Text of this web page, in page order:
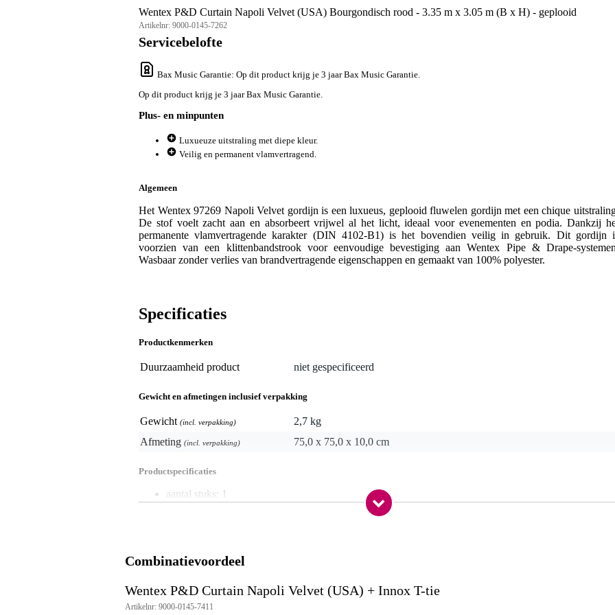
Wentex P&D Curtain Napoli Velvet (USA) Bourgondisch rood - 3.35 m x 3.05 m (B x H) - geplooid
Artikelnr: 9000-0145-7262
Servicebelofte
Bax Music Garantie: Op dit product krijg je 3 jaar Bax Music Garantie.
Op dit product krijg je 3 jaar Bax Music Garantie.
Plus- en minpunten
Luxueuze uitstraling met diepe kleur.
Veilig en permanent vlamvertragend.
Algemeen
Het Wentex 97269 Napoli Velvet gordijn is een luxueus, geplooid fluwelen gordijn met een chique
De stof voelt zacht aan en absorbeert vrijwel al het licht, ideaal voor evenementen en podia. Dankzij
permanente vlamvertragende karakter (DIN 4102-B1) is het bovendien veilig in gebruik. Dit gordijn
voorzien van een klittenbandstrook voor eenvoudige bevestiging aan Wentex Pipe & Drape-
Wasbaar zonder verlies van brandvertragende eigenschappen en gemaakt van 100% polyester.
Specificaties
Productkenmerken
Duurzaamheid product niet gespecificeerd
Gewicht en afmetingen inclusief verpakking
Gewicht (incl. verpakking)
2,7 kg
Afmeting (incl. verpakking) 75,0 x 75,0 x 10,0 cm
Productspecificaties
aantal stuks: 1
type: fluwelen Pipe & Drape-gordijn
gewicht stof: 260 g/m² (7,67 oz/yd²)
totaalgewicht: 2,66 kg
vlamvertragend: ja, DIN 4102-B1 (IFR)
wasbaar: ja, op 30 °C met mild, fosfaatvrij wasmiddel
Combinatievoordeel
Wentex P&D Curtain Napoli Velvet (USA) + Innox T-tie
Artikelnr: 9000-0145-7411